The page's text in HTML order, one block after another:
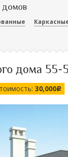
домов
дома 55-
30,000c